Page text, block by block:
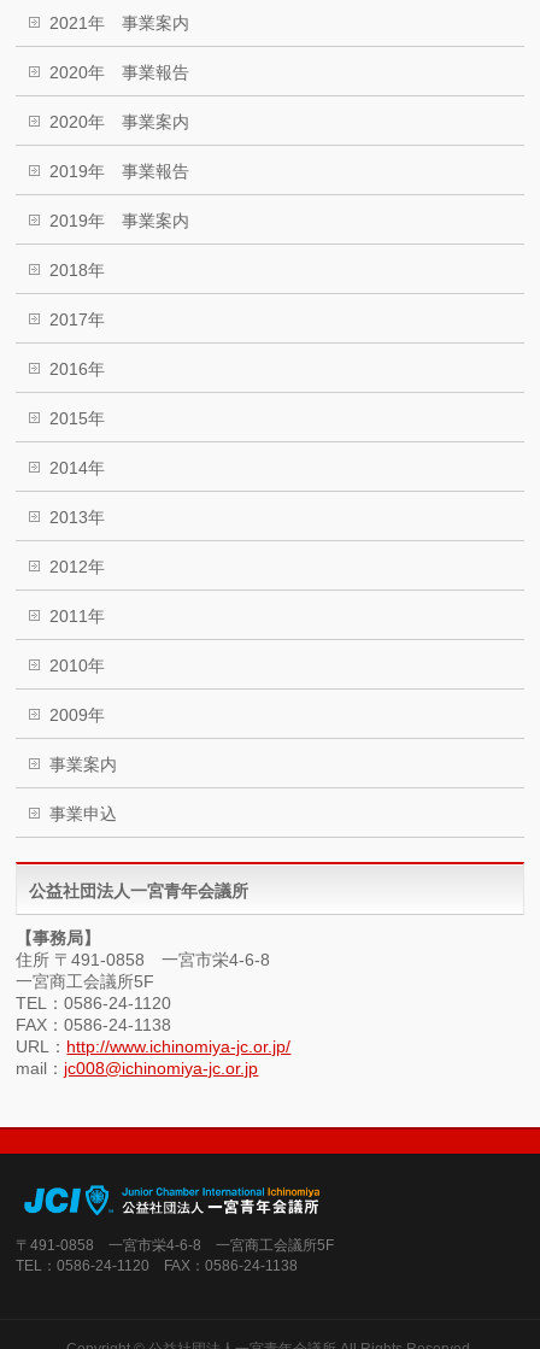
2021年 事業案内
2020年 事業報告
2020年 事業案内
2019年 事業報告
2019年 事業案内
2018年
2017年
2016年
2015年
2014年
2013年
2012年
2011年
2010年
2009年
事業案内
事業申込
公益社団法人一宮青年会議所
【事務局】
住所 〒491-0858 一宮市栄4-6-8
一宮商工会議所5F
TEL：0586-24-1120
FAX：0586-24-1138
URL： http://www.ichinomiya-jc.or.jp/
mail： jc008@ichinomiya-jc.or.jp
〒491-0858 一宮市栄4-6-8 一宮商工会議所5F
TEL：0586-24-1120 FAX：0586-24-1138